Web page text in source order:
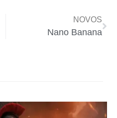
NOVOS
Nano Banana